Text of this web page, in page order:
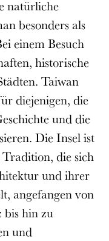
natürliche
besonders als
einem Besuch
historische
Taiwan
diejenigen, die
und die
Die Insel ist
die sich
und ihrer
angefangen von
hin zu
und